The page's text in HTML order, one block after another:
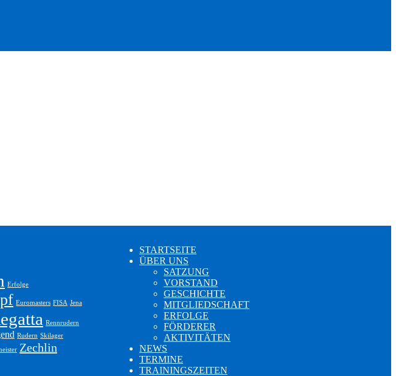
Erfolge
Euromasters FISA Jena
Rennrudern
Rudern Skilager
Zechlin
STARTSEITE
ÜBER UNS
SATZUNG
VORSTAND
GESCHICHTE
MITGLIEDSCHAFT
ERFOLGE
FÖRDERER
AKTIVITÄTEN
NEWS
TERMINE
TRAININGSZEITEN